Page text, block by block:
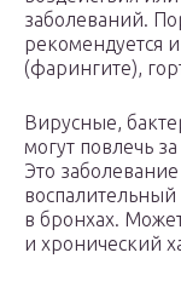
заболеваний.
рекомендуется
(фарингите),
Вирусные,
могут повлечь
Это
в бронхах.
и хронический